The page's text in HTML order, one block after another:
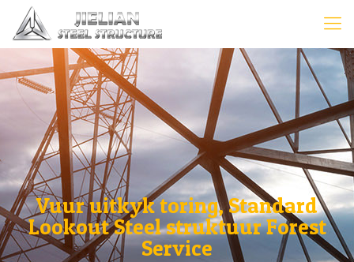
Vuur uitkyk toring, Standard
Lookout Steel struktuur Forest
Service